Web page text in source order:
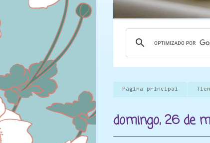
Página principal
domingo, 26 de